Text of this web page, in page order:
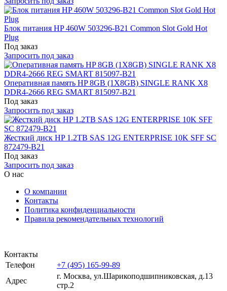
Блок питания HP 460W 503296-B21 Common Slot Gold Hot
Plug
Под заказ
Запросить под заказ
Оперативная память HP 8GB (1X8GB) SINGLE RANK X8
DDR4-2666 REG SMART 815097-B21
Под заказ
Запросить под заказ
Жесткий диск HP 1.2TB SAS 12G ENTERPRISE 10K SFF SC
872479-B21
Под заказ
Запросить под заказ
О нас
О компании
Контакты
Политика конфиденциальности
Правила рекомендательных технологий
Контакты
Телефон
+7 (495) 165-99-89
Адрес
г. Москва, ул.​​Шарикоподшипниковская, д.13
стр.2